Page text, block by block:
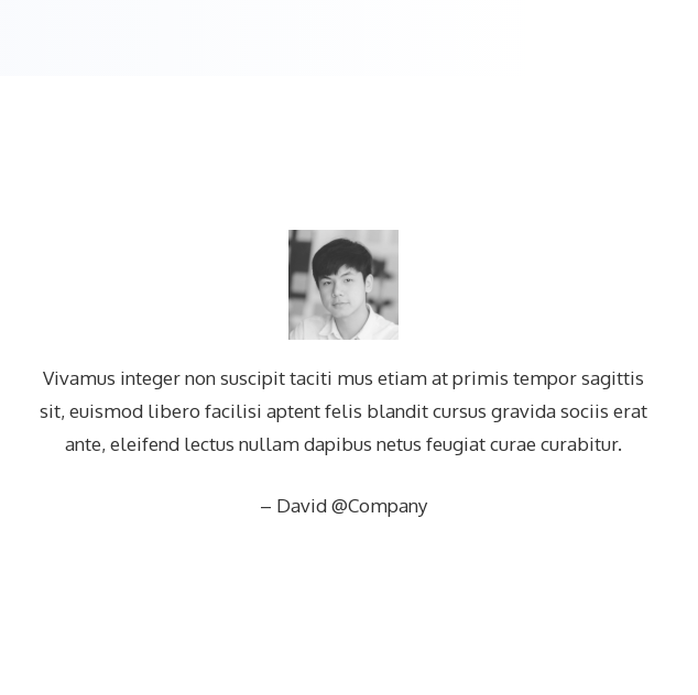
Vivamus integer non suscipit taciti mus etiam at primis tempor sagittis
sit, euismod libero facilisi aptent felis blandit cursus gravida sociis erat
ante, eleifend lectus nullam dapibus netus feugiat curae curabitur.
– David @Company